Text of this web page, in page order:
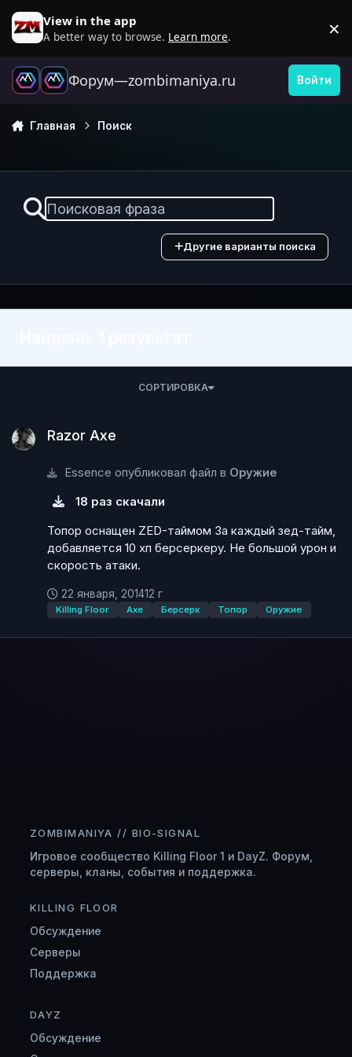
Перейти к содержанию
View in the app
A better way to browse. Learn more. ×
Форум—zombimaniya.ru Войти
Главная Поиск
Другие варианты поиска
СОРТИРОВКА
Razor Axe
Essence опубликовал файл в Оружие
18 раз скачали
Топор оснащен ZED-таймом За каждый зед-тайм,
добавляется 10 хп берсеркеру. Не большой урон и
скорость атаки.
22 января, 201412 г
Killing Floor Axe Берсерк Топор Оружие
ZOMBIMANIYA // BIO-SIGNAL
Игровое сообщество Killing Floor 1 и DayZ. Форум,
серверы, кланы, события и поддержка.
KILLING FLOOR
Обсуждение
Серверы
Поддержка
DAYZ
Обсуждение